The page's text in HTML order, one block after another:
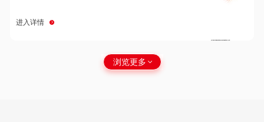
进入详情
浏览更多